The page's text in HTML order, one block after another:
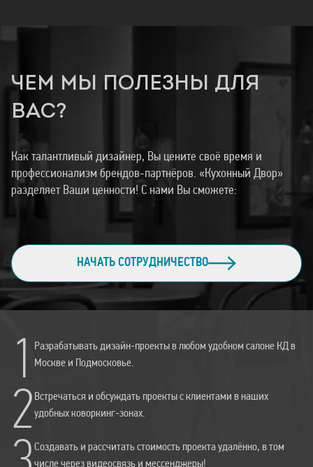
ЧЕМ МЫ ПОЛЕЗНЫ ДЛЯ
ВАС?
Как талантливый дизайнер, Вы цените своё время и
профессионализм брендов-партнёров. «Кухонный Двор»
разделяет Ваши ценности! С нами Вы сможете:
НАЧАТЬ СОТРУДНИЧЕСТВО
1
Разрабатывать дизайн-проекты в любом удобном салоне КД в
Москве и Подмосковье.
2 Встречаться и обсуждать проекты с клиентами в наших
удобных коворкинг-зонах.
Создавать и рассчитать стоимость проекта удалённо, в том
числе через видеосвязь и мессенджеры!